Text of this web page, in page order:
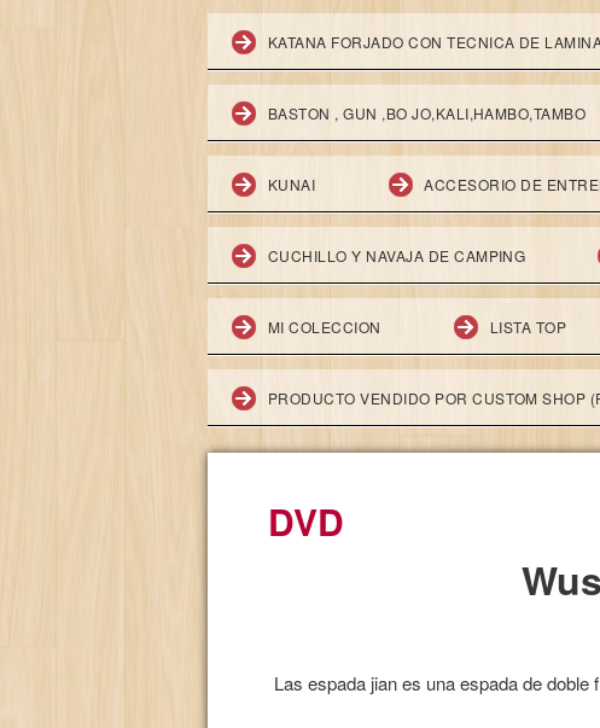
KATANA FORJADO CON TECNICA DE
BASTON , GUN ,BO JO,KALI,HAMBO,TAMBO
KUNAI ACCESORIO DE
CUCHILLO Y NAVAJA DE CAMPING
MI COLECCION LISTA TOP
PRODUCTO VENDIDO POR CUSTOM SHOP
DVD
Las espada jian es una espada de